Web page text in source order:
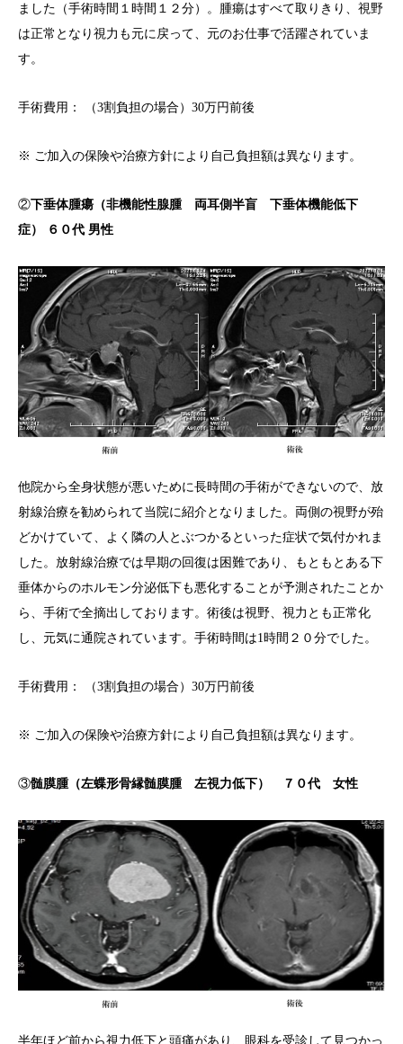
ました（手術時間１時間１２分）。腫瘍はすべて取りきり、視野
は正常となり視力も元に戻って、元のお仕事で活躍されていま
す。
手術費用： （3割負担の場合）30万円前後
※ ご加入の保険や治療方針により自己負担額は異なります。
②下垂体腫瘍（非機能性腺腫 両耳側半盲 下垂体機能低下
症） ６０代 男性
他院から全身状態が悪いために長時間の手術ができないので、放
射線治療を勧められて当院に紹介となりました。両側の視野が殆
どかけていて、よく隣の人とぶつかるといった症状で気付かれま
した。放射線治療では早期の回復は困難であり、もともとある下
垂体からのホルモン分泌低下も悪化することが予測されたことか
ら、手術で全摘出しております。術後は視野、視力とも正常化
し、元気に通院されています。手術時間は1時間２０分でした。
手術費用： （3割負担の場合）30万円前後
※ ご加入の保険や治療方針により自己負担額は異なります。
③髄膜腫（左蝶形骨縁髄膜腫 左視力低下） ７０代 女性
半年ほど前から視力低下と頭痛があり、眼科を受診して見つかっ